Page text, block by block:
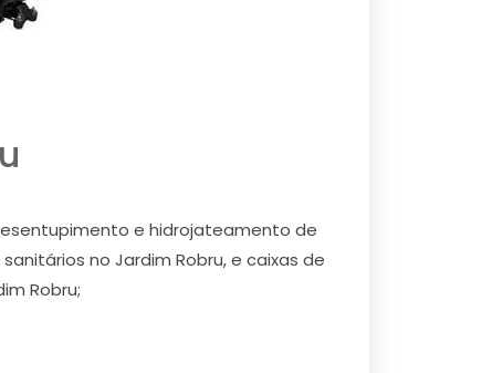
e hidrojateamento de
no Jardim Robru, e caixas de
Robru;